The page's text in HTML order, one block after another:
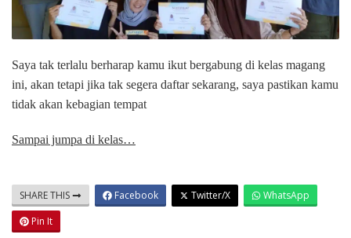
Saya tak terlalu berharap kamu ikut bergabung di kelas magang
ini, akan tetapi jika tak segera daftar sekarang, saya pastikan kamu
tidak akan kebagian tempat
Sampai jumpa di kelas…
SHARE THIS Facebook Twitter/X
WhatsApp
Pin It